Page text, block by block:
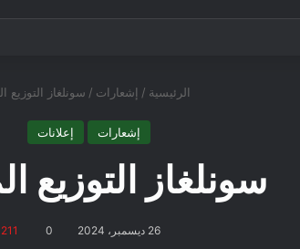
الرئيسية / إشعارات / سونلغاز التوزيع
إشعارات إعلانات
سونلغاز التوزيع
26 ديسمبر، 2024 0
211